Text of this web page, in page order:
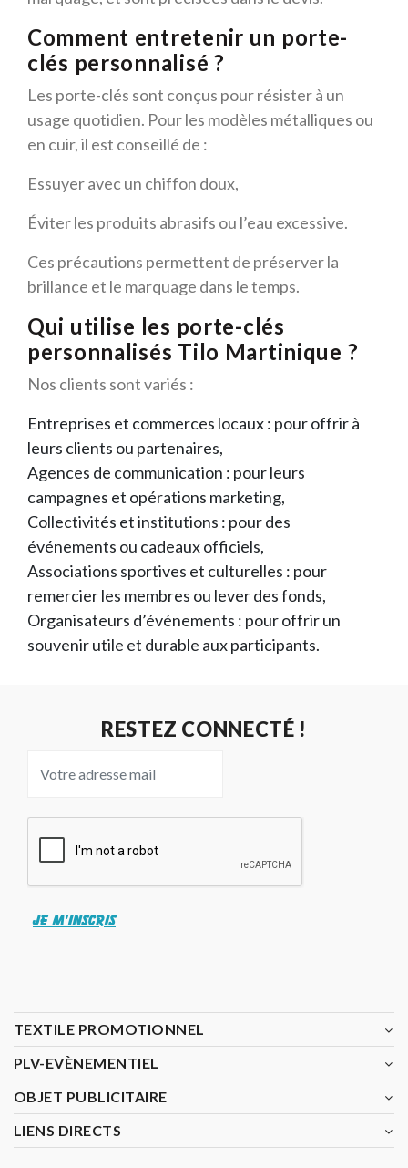
Comment entretenir un porte-
clés personnalisé ?
Les porte-clés sont conçus pour résister à un
usage quotidien. Pour les modèles métalliques ou
en cuir, il est conseillé de :
Essuyer avec un chiffon doux,
Éviter les produits abrasifs ou l’eau excessive.
Ces précautions permettent de préserver la
brillance et le marquage dans le temps.
Qui utilise les porte-clés
personnalisés Tilo Martinique ?
Nos clients sont variés :
Entreprises et commerces locaux : pour offrir à
leurs clients ou partenaires,
Agences de communication : pour leurs
campagnes et opérations marketing,
Collectivités et institutions : pour des
événements ou cadeaux officiels,
Associations sportives et culturelles : pour
remercier les membres ou lever des fonds,
Organisateurs d’événements : pour offrir un
souvenir utile et durable aux participants.
RESTEZ CONNECTÉ !
JE M'INSCRIS
TEXTILE PROMOTIONNEL
PLV-EVÈNEMENTIEL
OBJET PUBLICITAIRE
LIENS DIRECTS